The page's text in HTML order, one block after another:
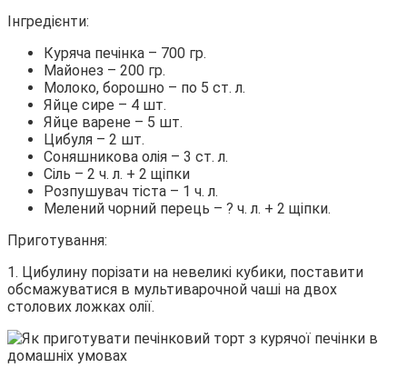
Інгредієнти:
Куряча печінка – 700 гр.
Майонез – 200 гр.
Молоко, борошно – по 5 ст. л.
Яйце сире – 4 шт.
Яйце варене – 5 шт.
Цибуля – 2 шт.
Соняшникова олія – 3 ст. л.
Сіль – 2 ч. л. + 2 щіпки
Розпушувач тіста – 1 ч. л.
Мелений чорний перець – ? ч. л. + 2 щіпки.
Приготування:
1. Цибулину порізати на невеликі кубики, поставити
обсмажуватися в мультиварочной чаші на двох
столових ложках олії.